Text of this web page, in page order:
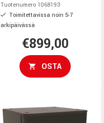
Tuotenumero 1068193
Toimitettavissa noin 5-7
arkipäivässä
€899,00
OSTA